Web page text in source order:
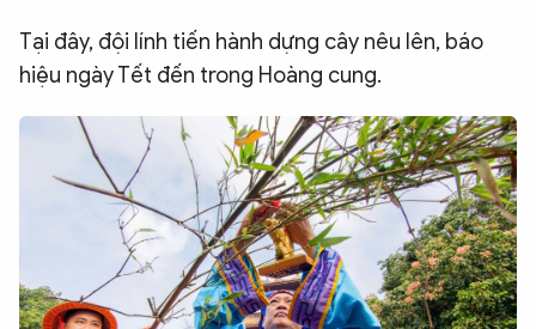
Tại đây, đội lính tiến hành dựng cây nêu lên, báo
hiệu ngày Tết đến trong Hoàng cung.